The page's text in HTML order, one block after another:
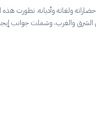
ولغاته وأديانه. تطورت هذه
الشرق والغرب، وشملت جوانب